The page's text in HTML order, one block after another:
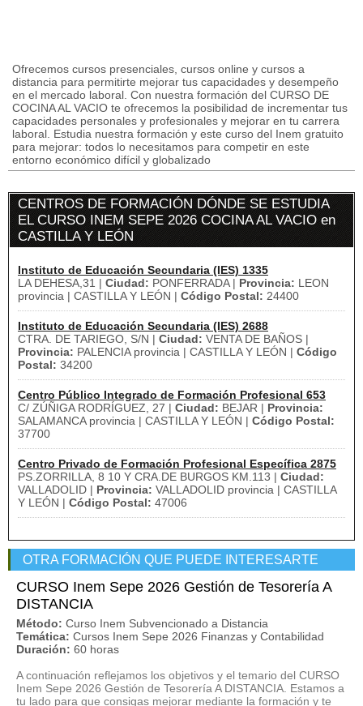
Ofrecemos cursos presenciales, cursos online y cursos a
distancia para permitirte mejorar tus capacidades y desempeño
en el mercado laboral. Con nuestra formación del CURSO DE
COCINA AL VACIO te ofrecemos la posibilidad de incrementar tus
capacidades personales y profesionales y mejorar en tu carrera
laboral. Estudia nuestra formación y este curso del Inem gratuito
para mejorar: todos lo necesitamos para competir en este
entorno económico difícil y globalizado
CENTROS DE FORMACIÓN DÓNDE SE ESTUDIA
EL CURSO INEM SEPE 2026 COCINA AL VACIO en
CASTILLA Y LEÓN
Instituto de Educación Secundaria (IES) 1335
LA DEHESA,31 | Ciudad: PONFERRADA | Provincia: LEON
provincia | CASTILLA Y LEÓN | Código Postal: 24400
Instituto de Educación Secundaria (IES) 2688
CTRA. DE TARIEGO, S/N | Ciudad: VENTA DE BAÑOS |
Provincia: PALENCIA provincia | CASTILLA Y LEÓN | Código
Postal: 34200
Centro Público Integrado de Formación Profesional 653
C/ ZÚÑIGA RODRÍGUEZ, 27 | Ciudad: BEJAR | Provincia:
SALAMANCA provincia | CASTILLA Y LEÓN | Código Postal:
37700
Centro Privado de Formación Profesional Específica 2875
PS.ZORRILLA, 8 10 Y CRA.DE BURGOS KM.113 | Ciudad:
VALLADOLID | Provincia: VALLADOLID provincia | CASTILLA
Y LEÓN | Código Postal: 47006
OTRA FORMACIÓN QUE PUEDE INTERESARTE
CURSO Inem Sepe 2026 Gestión de Tesorería A
DISTANCIA
Método: Curso Inem Subvencionado a Distancia
Temática: Cursos Inem Sepe 2026 Finanzas y Contabilidad
Duración: 60 horas
A continuación reflejamos los objetivos y el temario del CURSO
Inem Sepe 2026 Gestión de Tesorería A DISTANCIA. Estamos a
tu lado para que consigas mejorar mediante la formación y te